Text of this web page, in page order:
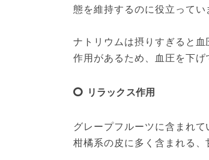
態を維持するのに役立ってい
ナトリウムは摂りすぎると
作用があるため、血圧を下
リラックス作用
グレープフルーツに含まれ
柑橘系の皮に多く含まれる、